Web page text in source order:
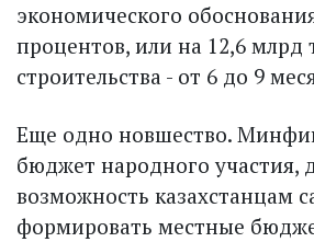
экономического
процентов, или на 12,6 млрд
строительства - от 6 до 9
Еще одно новшество.
бюджет народного участия,
возможность казахстанцам
формировать местные